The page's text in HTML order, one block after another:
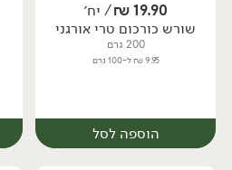
מארז
19.90
₪/ יח׳
שורש כורכום טרי אורגני
200 גרם
9.95 ₪ ל-100 גרם
הוספה לסל